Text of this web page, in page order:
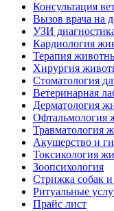
Консультация
Вызов врача на
УЗИ
Кардиология
Терапия
Хирургия
Стоматология
Ветеринарная
Дерматология
Офтальмология
Травматология
Акушерство и
Токсикология
Зоопсихология
Стрижка собак
Ритуальные
Прайс лист